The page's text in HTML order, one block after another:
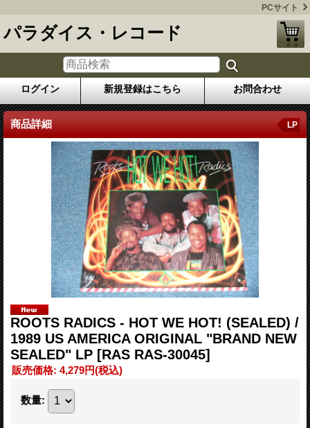
PCサイト
パラダイス・レコード
ログイン 新規登録はこちら お問合わせ
商品詳細 LP
ROOTS RADICS - HOT WE HOT! (SEALED) /
1989 US AMERICA ORIGINAL "BRAND NEW
SEALED" LP [RAS RAS-30045]
販売価格: 4,279円(税込)
数量: